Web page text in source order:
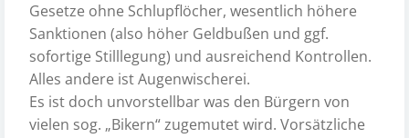
Gesetze ohne Schlupflöcher, wesentlich höhere
Sanktionen (also höher Geldbußen und ggf.
sofortige Stilllegung) und ausreichend Kontrollen.
Alles andere ist Augenwischerei.
Es ist doch unvorstellbar was den Bürgern von
vielen sog. „Bikern“ zugemutet wird. Vorsätzliche